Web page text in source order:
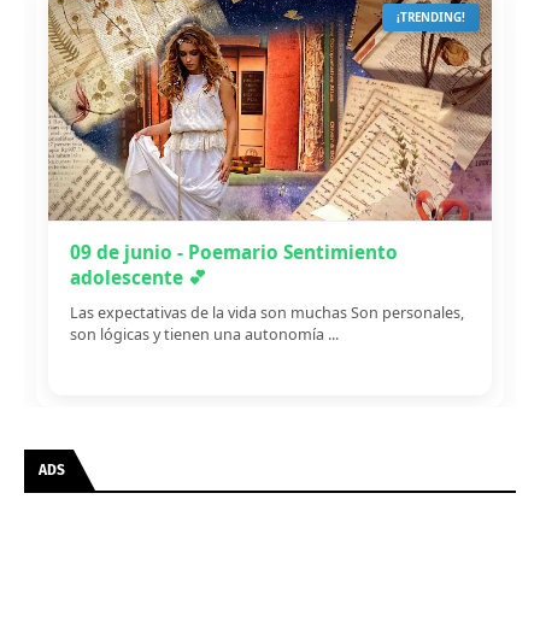
¡TRENDING!
09 de junio - Poemario Sentimiento
adolescente 💕
Las expectativas de la vida son muchas Son personales,
son lógicas y tienen una autonomía ...
ADS